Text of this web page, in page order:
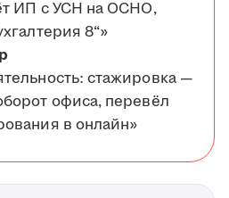
ИП с УСН на ОСНО,
8“»
стажировка —
офиса, перевёл
в онлайн»